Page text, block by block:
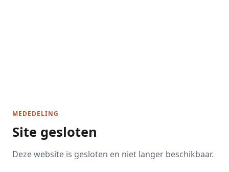
MEDEDELING
Site gesloten
Deze website is gesloten en niet langer beschikbaar.